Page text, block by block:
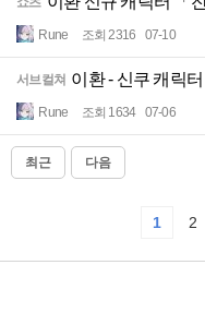
Rune 조회 2316 07-10
서브컬쳐 이환 - 신쿠 캐릭
Rune 조회 1634 07-06
최근 다음
1 2